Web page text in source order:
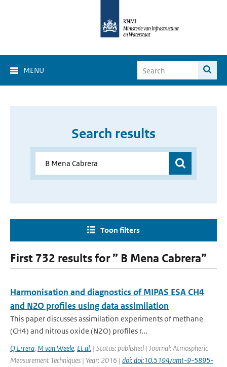
MENU
Search results
Toon filters
First 732 results for ” B Mena Cabrera”
Harmonisation and diagnostics of MIPAS ESA CH4
and N2O profiles using data assimilation
This paper discusses assimilation experiments of methane
(CH4) and nitrous oxide (N2O) profiles r...
Q Errera, M van Weele, Et al. | Status: published | Journal: Atmospheric
Measurement Techniques | Year: 2016 | doi: doi:10.5194/amt-9-5895-